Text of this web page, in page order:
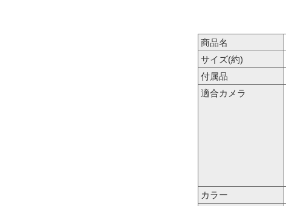
商品名
サイズ(約)
付属品
適合カメラ
カラー